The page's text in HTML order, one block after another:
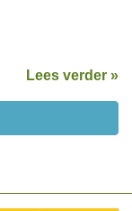
Lees verder »